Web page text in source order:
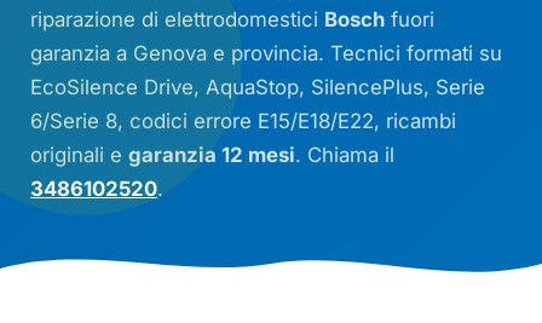
riparazione di elettrodomestici Bosch fuori
garanzia a Genova e provincia. Tecnici formati su
EcoSilence Drive,AquaStop, SilencePlus, Serie
6/Serie 8, codici errore E15/E18/E22, ricambi
originali egaranzia 12 mesi. Chiama il
3486102520.